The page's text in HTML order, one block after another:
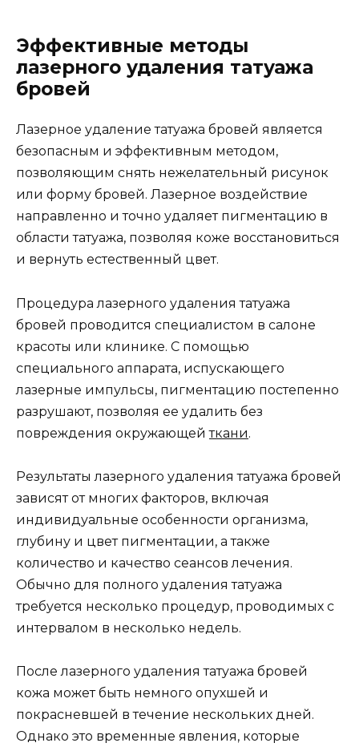
Эффективные методы
лазерного удаления татуажа
бровей
Лазерное удаление татуажа бровей является
безопасным и эффективным методом,
позволяющим снять нежелательный рисунок
или форму бровей. Лазерное воздействие
направленно и точно удаляет пигментацию в
области татуажа, позволяя коже восстановиться
и вернуть естественный цвет.
Процедура лазерного удаления татуажа
бровей проводится специалистом в салоне
красоты или клинике. С помощью
специального аппарата, испускающего
лазерные импульсы, пигментацию постепенно
разрушают, позволяя ее удалить без
повреждения окружающейткани.
Результаты лазерного удаления татуажа бровей
зависят от многих факторов, включая
индивидуальные особенности организма,
глубину и цвет пигментации, а также
количество и качество сеансов лечения.
Обычно для полного удаления татуажа
требуется несколько процедур, проводимых с
интервалом в несколько недель.
После лазерного удаления татуажа бровей
кожа может быть немного опухшей и
покрасневшей в течение нескольких дней.
Однако это временные явления, которые